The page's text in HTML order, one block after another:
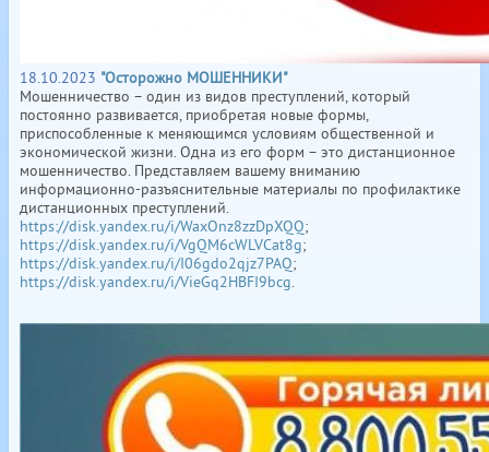
18.10.2023 "Осторожно МОШЕННИКИ"
Мошенничество – один из видов преступлений, который
постоянно развивается, приобретая новые формы,
приспособленные к меняющимся условиям общественной и
экономической жизни. Одна из его форм – это дистанционное
мошенничество. Представляем вашему вниманию
информационно-разъяснительные материалы по профилактике
дистанционных преступлений.
https://disk.yandex.ru/i/WaxOnz8zzDpXQQ;
https://disk.yandex.ru/i/VgQM6cWLVCat8g;
https://disk.yandex.ru/i/I06gdo2qjz7PAQ;
https://disk.yandex.ru/i/VieGq2HBFI9bcg.